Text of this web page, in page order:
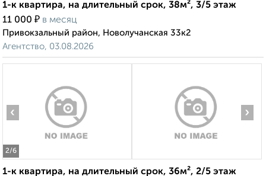
1-к квартира, на длительный срок, 38м², 3/5 этаж
11 000 ₽ в месяц
Привокзальный район, Новолучанская 33к2
Агентство, 03.08.2026
2/6
‹ ›
1-к квартира, на длительный срок, 36м², 2/5 этаж